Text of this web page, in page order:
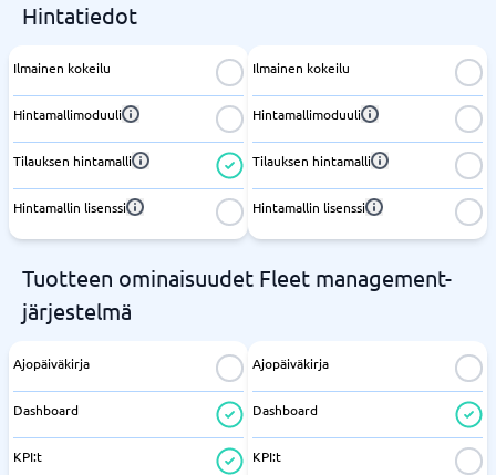
Hintatiedot
Ilmainen kokeilu
Hintamallimoduuli
Tilauksen hintamalli
Hintamallin lisenssi
Ilmainen kokeilu
Hintamallimoduuli
Tilauksen hintamalli
Hintamallin lisenssi
Tuotteen ominaisuudet Fleet management-
järjestelmä
Ajopäiväkirja
Dashboard
KPI:t
Ajopäiväkirja
Dashboard
KPI:t